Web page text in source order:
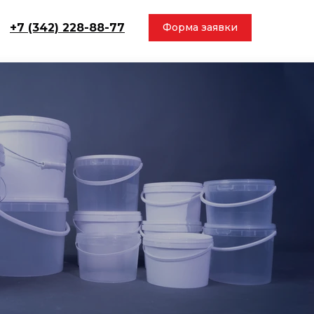
+7 (342) 228-88-77 Форма заявки